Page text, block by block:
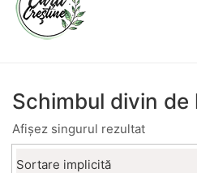
Schimbul divin de
Afișez singurul rezultat
Sortare implicită